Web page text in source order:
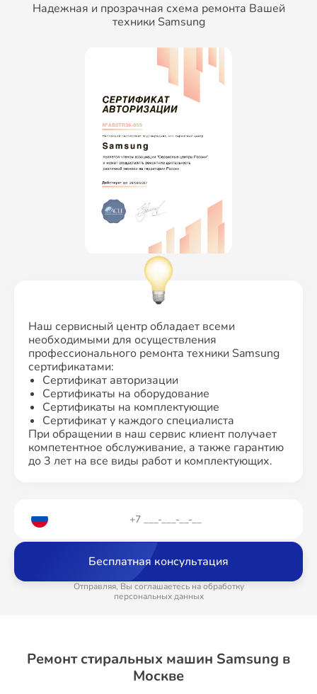
Надежная и прозрачная схема ремонта Вашей
техники Samsung
Наш сервисный центр обладает всеми
необходимыми для осуществления
профессионального ремонта техники Samsung
сертификатами:
Сертификат авторизации
Сертификаты на оборудование
Сертификаты на комплектующие
Сертификат у каждого специалиста
При обращении в наш сервис клиент получает
компетентное обслуживание, а также гарантию
до 3 лет на все виды работ и комплектующих.
Бесплатная консультация
Отправляя, Вы соглашаетесь на обработку
персональных данных
Ремонт стиральных машин Samsung в
Москве